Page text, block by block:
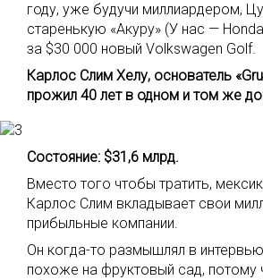
году, уже будучи миллиардером,
старенькую «Акуру» (У нас —
за $30 000 новый Volkswagen Golf.
Карлос Слим Хелу, основатель
прожил 40 лет в одном и том же
Состояние: $31,6 млрд.
Вместо того чтобы тратить,
Карлос Слим вкладывает свои
прибыльные компании.
Он когда-то размышлял в
похоже на фруктовый сад, потому